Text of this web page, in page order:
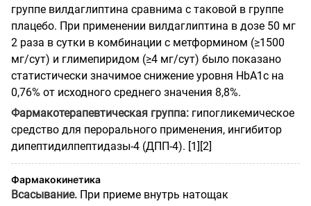
группе вилдаглиптина сравнима с таковой в группе
плацебо. При применении вилдаглиптина в дозе 50 мг
2 раза в сутки в комбинации с метформином (≥1500
мг/сут) и глимепиридом (≥4 мг/сут) было показано
статистически значимое снижение уровня HbA1c на
0,76% от исходного среднего значения 8,8%.
Фармакотерапевтическая группа: гипогликемическое
средство для перорального применения, ингибитор
дипептидилпептидазы-4 (ДПП-4). [1][2]
Фармакокинетика
Всасывание. При приеме внутрь натощак